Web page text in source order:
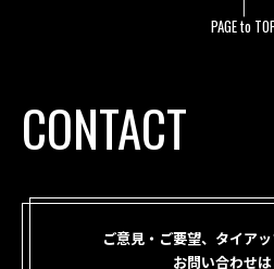
PAGE to
CONTACT
ご意見・ご要望、タイア
お問い合わせは